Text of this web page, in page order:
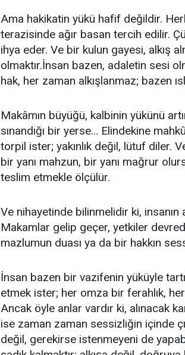
Ama hakikatin yükü hafif değildir.
terazisinde ağır basan tercih edilir.
ihya eder. Ve bir kulun gayesi, alkış
olmaktır.İnsan bazen, adaletin sesi
hak, her zaman alkışlanmaz; bazen
Makâmın büyüğü, kalbinin yükünü
sınandığı bir yerse… Elindekine
torpil ister; yakınlık değil, lütuf diler.
bir yanı mahzun, bir yanı mağrur
teslim etmekle ölçülür.
Ve nihayetinde bilinmelidir ki,
Makamlar gelip geçer, yetkiler
mazlumun duası ya da bir hakkın
İnsan bazen bir vazifenin yüküyle
etmek ister; her omza bir ferahlık,
Ancak öyle anlar vardır ki, alınacak
ise zaman zaman sessizliğin içinde
değil, gerekirse istenmeyeni de